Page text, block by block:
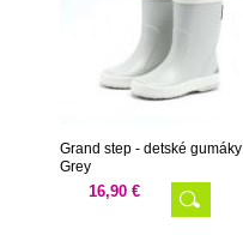
Grand step - detské gumáky
Grey
16,90 €